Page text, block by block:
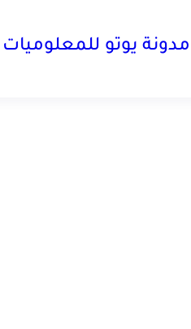
مدونة يوتو للمعلوميات